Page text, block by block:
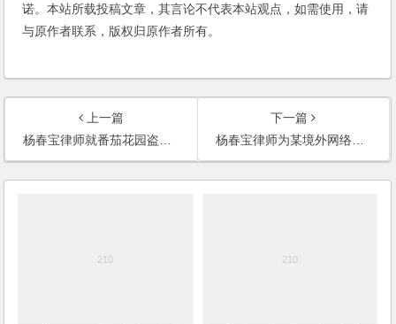
诺。本站所载投稿文章，其言论不代表本站观点，如需使用，请
与原作者联系，版权归原作者所有。
上一篇
杨春宝律师就番茄花园盗版案接受华尔街日报记者采访
下一篇
杨春宝律师为某境外网络游戏公司进军中国提供法律意见